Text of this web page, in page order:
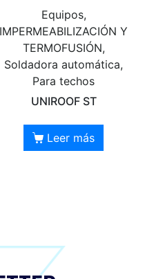
Equipos,
IMPERMEABILIZACIÓN Y
TERMOFUSIÓN,
Soldadora automática,
Para techos
UNIROOF ST
Leer más